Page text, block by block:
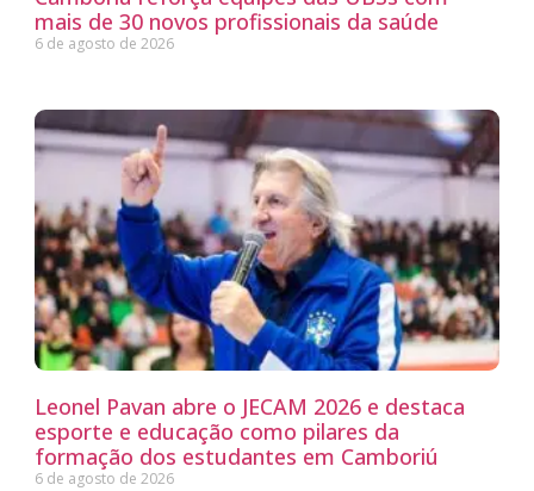
mais de 30 novos profissionais da saúde
6 de agosto de 2026
Leonel Pavan abre o JECAM 2026 e destaca
esporte e educação como pilares da
formação dos estudantes em Camboriú
6 de agosto de 2026